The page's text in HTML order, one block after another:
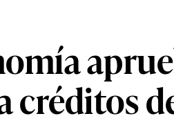
créditos